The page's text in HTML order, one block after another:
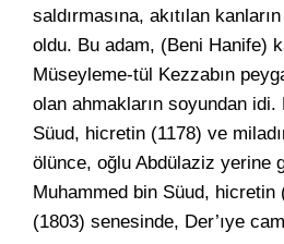
saldırmasına, akıtılan
oldu. Bu adam, (Beni Hanife)
Müseyleme-tül Kezzabın
olan ahmakların soyundan idi.
Süud, hicretin (1178) ve
ölünce, oğlu Abdülaziz yerine
Muhammed bin Süud, hicretin
(1803) senesinde, Der’ıye